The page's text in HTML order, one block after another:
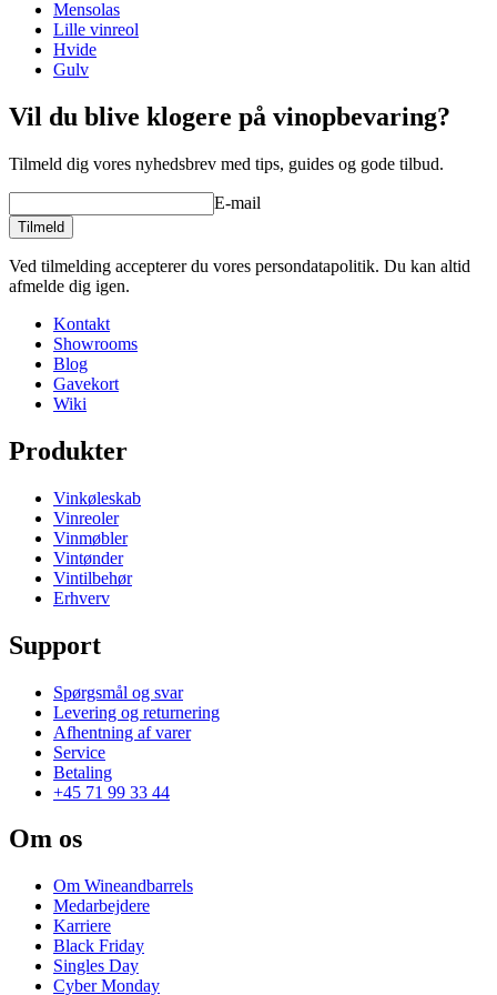
Lav din egen opstilling med disse moduler i vores online værktøj til
indretning af vinkælder (åbner nyt vindue og kræver flash
Mensolas
Lille vinreol
Hvide
Gulv
Vil du blive klogere på vinopbevaring?
Tilmeld dig vores nyhedsbrev med tips, guides og gode tilbud.
E-mail
Tilmeld
Ved tilmelding accepterer du vores persondatapolitik. Du kan altid
afmelde dig igen.
Kontakt
Showrooms
Blog
Gavekort
Wiki
Produkter
Vinkøleskab
Vinreoler
Vinmøbler
Vintønder
Vintilbehør
Erhverv
Support
Spørgsmål og svar
Levering og returnering
Afhentning af varer
Service
Betaling
+45 71 99 33 44
Om os
Om Wineandbarrels
Medarbejdere
Karriere
Black Friday
Singles Day
Cyber Monday